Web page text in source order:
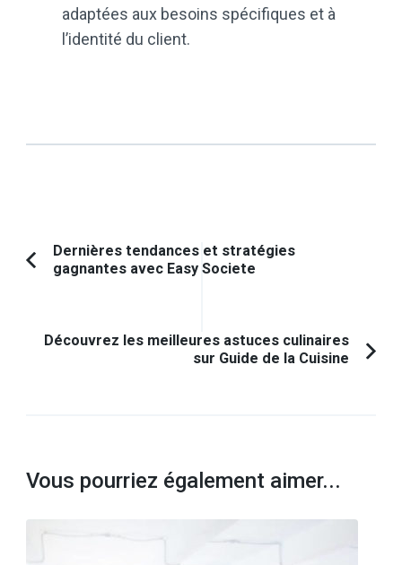
adaptées aux besoins spécifiques et à
l’identité du client.
Navigation
d'article
Article
Dernières tendances et stratégies
gagnantes avec Easy Societe
Découvrez les meilleures astuces culinaires
sur Guide de la Cuisine
Vous pourriez également aimer...